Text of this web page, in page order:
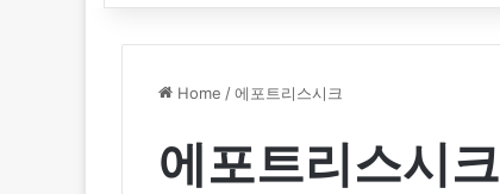
Home /에포트리스시크
에포트리스시크